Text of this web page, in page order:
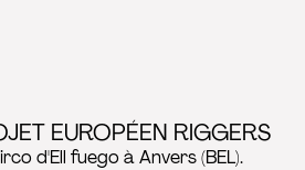
EUROPÉEN RIGGERS
d'Ell fuego à Anvers (BEL).